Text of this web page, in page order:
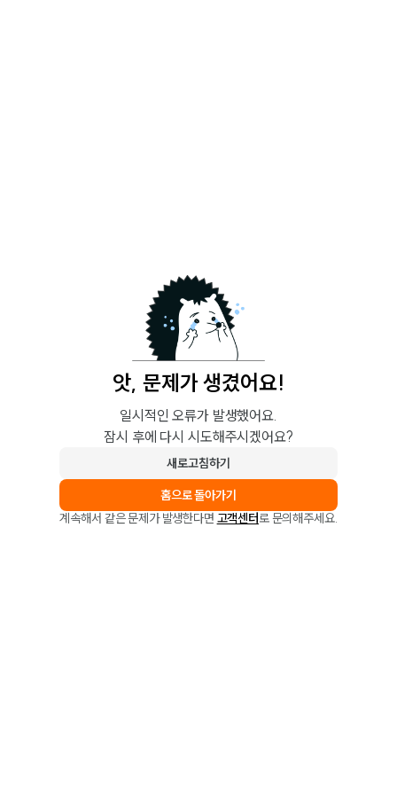
앗, 문제가 생겼어요!
일시적인 오류가 발생했어요.
잠시 후에 다시 시도해주시겠어요?
새로고침하기
홈으로 돌아가기
계속해서 같은 문제가 발생한다면 고객센터로 문의해주세요.